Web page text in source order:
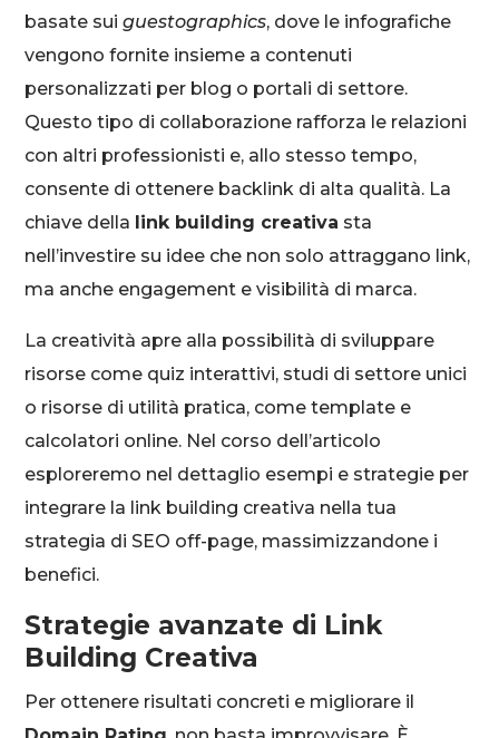
basate suiguestographics, dove le infografiche
vengono fornite insieme a contenuti
personalizzati per blog o portali di settore.
Questo tipo di collaborazione rafforza le relazioni
con altri professionisti e, allo stesso tempo,
consente di ottenere backlink di alta qualità. La
chiave della link building creativa sta
nell’investire su idee che non solo attraggano link,
ma anche engagement e visibilità di marca.
La creatività apre alla possibilità di sviluppare
risorse come quiz interattivi, studi di settore unici
o risorse di utilità pratica, come template e
calcolatori online. Nel corso dell’articolo
esploreremo nel dettaglio esempi e strategie per
integrare la link building creativa nella tua
strategia di SEO off-page, massimizzandone i
benefici.
Strategie avanzate di Link
Building Creativa
Per ottenere risultati concreti e migliorare il